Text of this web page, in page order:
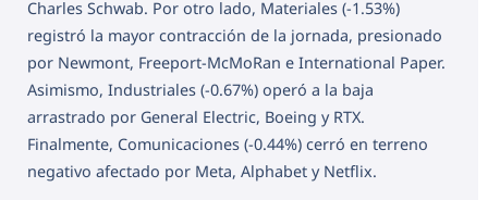
Charles Schwab. Por otro lado, Materiales (-1.53%)
registró la mayor contracción de la jornada, presionado
por Newmont, Freeport-McMoRan e International Paper.
Asimismo, Industriales (-0.67%) operó a la baja
arrastrado por General Electric, Boeing y RTX.
Finalmente, Comunicaciones (-0.44%) cerró en terreno
negativo afectado por Meta, Alphabet y Netflix.